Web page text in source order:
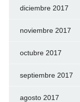
diciembre 2017
noviembre 2017
octubre 2017
septiembre 2017
agosto 2017